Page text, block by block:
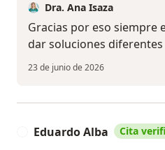
Dra. Ana Isaza
Gracias por eso siempre
dar soluciones diferentes
23 de junio de 2026
Eduardo Alba Cita